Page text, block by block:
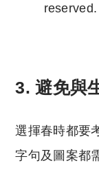
reserved.
3. 避免與
選揮春時都要
字句及圖案都